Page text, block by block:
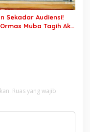
Sekadar Audiensi!
Muba Tagih Aksi
Ruas yang wajib